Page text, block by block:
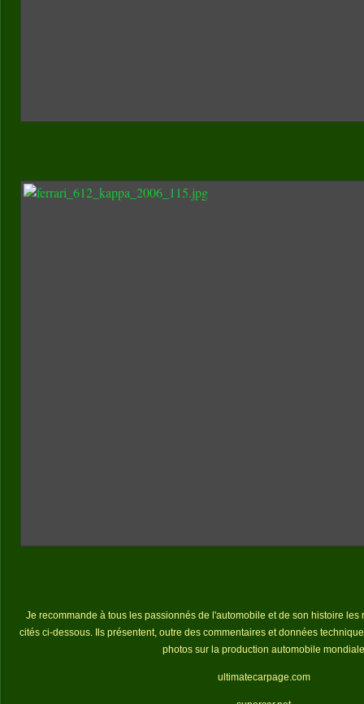
Je recommande à tous les passionnés de l'automobile et de son histoire
cités ci-dessous. Ils présentent, outre des commentaires et données
photos sur la production automobile
ultimatecarpage.com